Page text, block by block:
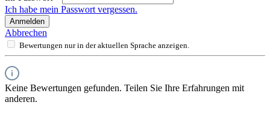
Ich habe mein Passwort vergessen.
Anmelden
Abbrechen
Bewertungen nur in der aktuellen Sprache anzeigen.
Keine Bewertungen gefunden. Teilen Sie Ihre Erfahrungen mit
anderen.